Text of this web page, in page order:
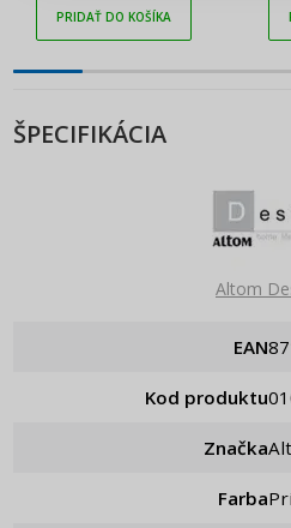
PRIDAŤ DO KOŠÍKA
ŠPECIFIKÁCIA
Altom
EAN
Kod produktu
Značka
Farba